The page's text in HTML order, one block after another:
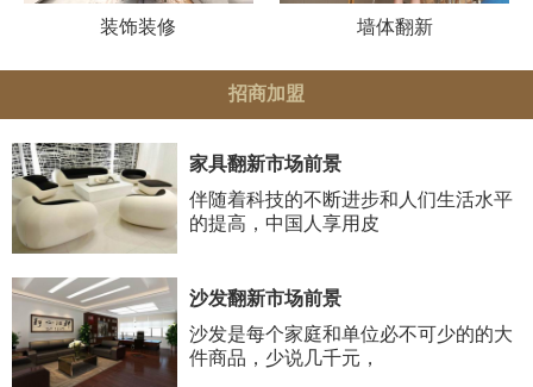
装饰装修 墙体翻新
招商加盟
家具翻新市场前景
伴随着科技的不断进步和人们生活水平
的提高，中国人享用皮
沙发翻新市场前景
沙发是每个家庭和单位必不可少的的大
件商品，少说几千元，